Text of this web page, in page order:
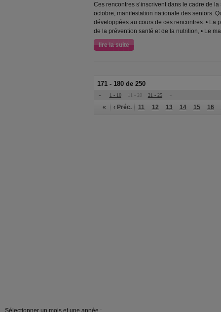
Ces rencontres s’inscrivent dans le cadre de
octobre, manifestation nationale des seniors.
développées au cours de ces rencontres: • La
de la prévention santé et de la nutrition, • Le
lire la suite
171 - 180 de 250
« 1 - 10 11 - 20 21 - 25 »
« ‹ Préc. 11 12 13 14 15 16
Sélectionner un mois et une année :